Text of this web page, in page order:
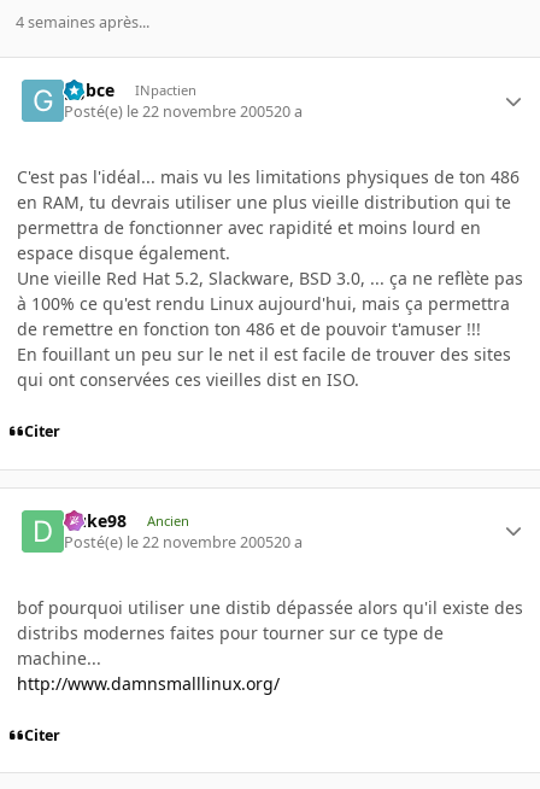
4 semaines après...
ggbce INpactien
Posté(e) le 22 novembre 200520 a
C'est pas l'idéal... mais vu les limitations physiques de ton 486
en RAM, tu devrais utiliser une plus vieille distribution qui te
permettra de fonctionner avec rapidité et moins lourd en
espace disque également.
Une vieille Red Hat 5.2, Slackware, BSD 3.0, ... ça ne reflète pas
à 100% ce qu'est rendu Linux aujourd'hui, mais ça permettra
de remettre en fonction ton 486 et de pouvoir t'amuser !!!
En fouillant un peu sur le net il est facile de trouver des sites
qui ont conservées ces vieilles dist en ISO.
Citer
Duke98 Ancien
Posté(e) le 22 novembre 200520 a
bof pourquoi utiliser une distib dépassée alors qu'il existe des
distribs modernes faites pour tourner sur ce type de
machine...
http://www.damnsmalllinux.org/
Citer